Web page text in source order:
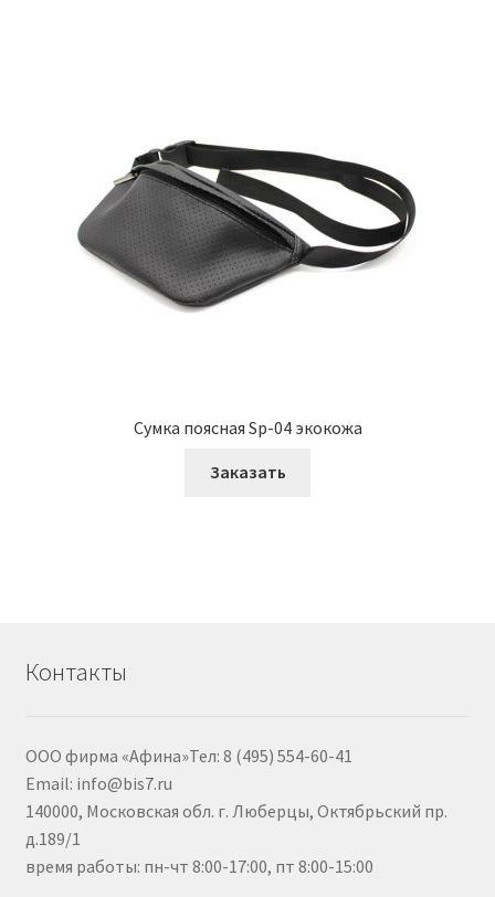
Сумка поясная Sp-04 экокожа
Заказать
Контакты
ООО фирма «Афина»Тел: 8 (495) 554-60-41
Email: info@bis7.ru
140000, Московская обл. г. Люберцы, Октябрьский пр.
д.189/1
время работы: пн-чт 8:00-17:00, пт 8:00-15:00